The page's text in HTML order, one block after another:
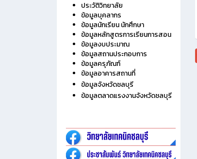
ประวัติวิทยาลัย
ข้อมูลบุคลากร
ข้อมูลนักเรียน นักศึกษา
ข้อมูลหลักสูตรการเรียนการสอน
ข้อมูลงบประมาณ
ข้อมูลสถานประกอบการ
ข้อมูลครุภัณฑ์
ข้อมูลอาคารสถานที่
ข้อมูลจังหวัดชลบุรี
ข้อมูลตลาดแรงงานจังหวัดชลบุรี